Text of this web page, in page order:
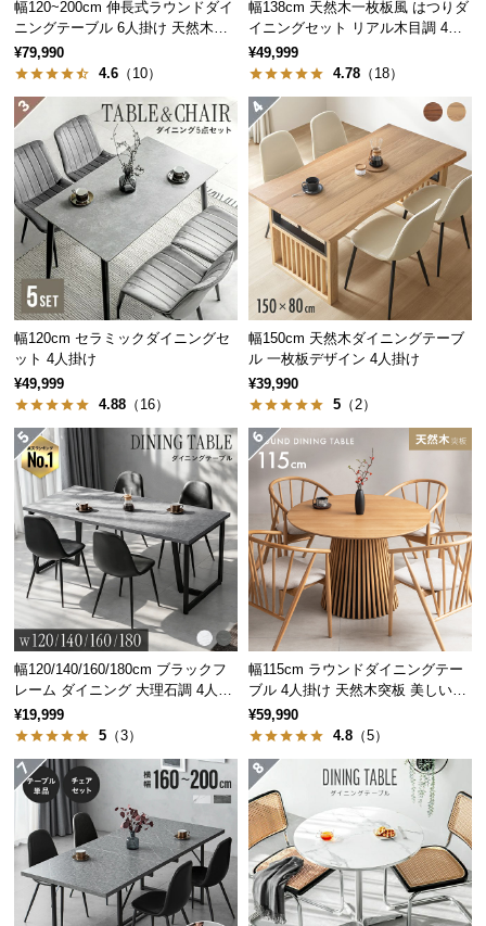
中
型
商
品
の
配
送
に
つ
い
て
小
型
商
品
の
配
送
に
つ
い
て
開
梱
設
置
サ
ー
ビ
ス
つ
い
て
幅120~200cm 伸長式ラウンドダイ
ニングテーブル 6人掛け 天然木突
板 美しい格子デザイン
¥79,990
4.6 （10）
幅138cm 天然木一枚板風 はつりダ
イニングセット リアル木目調 4人
掛け チェア4脚セット
¥49,999
4.78 （18）
幅120cm セラミックダイニングセ
ット 4人掛け
¥49,999
4.88 （16）
幅150cm 天然木ダイニングテーブ
ル 一枚板デザイン 4人掛け
¥39,990
5 （2）
幅120/140/160/180cm ブラックフ
レーム ダイニング 大理石調 4人掛
け
¥19,999
5 （3）
幅115cm ラウンドダイニングテー
ブル 4人掛け 天然木突板 美しい格
子デザイン
¥59,990
4.8 （5）